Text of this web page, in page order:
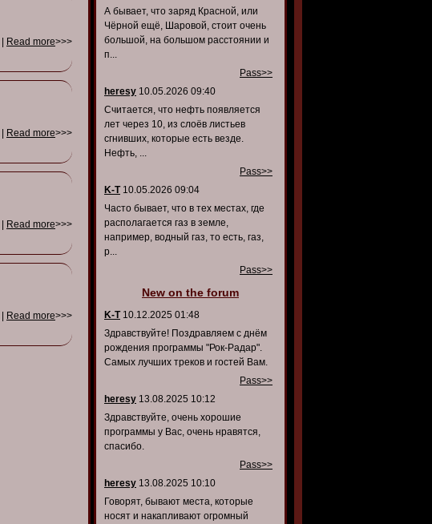
Read more>>>
Read more>>>
Read more>>>
Read more>>>
А бывает, что заряд Красной, или
Чёрной ещё, Шаровой, стоит очень
большой, на большом расстоянии и
п...
Pass>>
heresy 10.05.2026 09:40
Считается, что нефть появляется
лет через 10, из слоёв листьев
сгнивших, которые есть везде.
Нефть, ...
Pass>>
K-T10.05.2026 09:04
Часто бывает, что в тех местах, где
располагается газ в земле,
например, водный газ, то есть, газ,
р...
Pass>>
New on the forum
K-T10.12.2025 01:48
Здравствуйте! Поздравляем с днём
рождения программы "Рок-Радар".
Самых лучших треков и гостей Вам.
Pass>>
heresy 13.08.2025 10:12
Здравствуйте, очень хорошие
программы у Вас, очень нравятся,
спасибо.
Pass>>
heresy 13.08.2025 10:10
Говорят, бывают места, которые
носят и накапливают огромный